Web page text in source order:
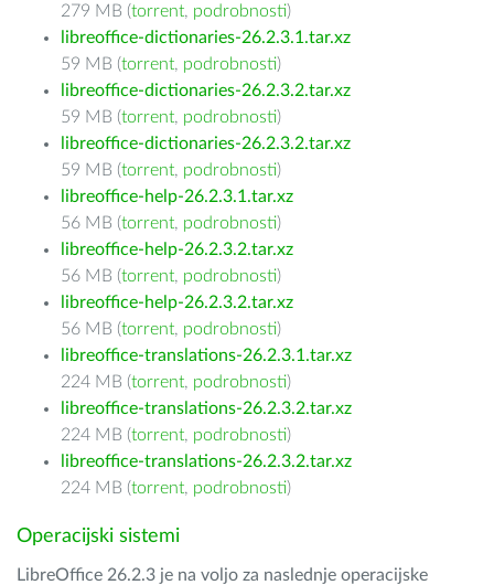
279 MB (torrent, podrobnosti)
libreoffice-dictionaries-26.2.3.1.tar.xz
59 MB (torrent, podrobnosti)
libreoffice-dictionaries-26.2.3.2.tar.xz
59 MB (torrent, podrobnosti)
libreoffice-dictionaries-26.2.3.2.tar.xz
59 MB (torrent, podrobnosti)
libreoffice-help-26.2.3.1.tar.xz
56 MB (torrent, podrobnosti)
libreoffice-help-26.2.3.2.tar.xz
56 MB (torrent, podrobnosti)
libreoffice-help-26.2.3.2.tar.xz
56 MB (torrent, podrobnosti)
libreoffice-translations-26.2.3.1.tar.xz
224 MB (torrent, podrobnosti)
libreoffice-translations-26.2.3.2.tar.xz
224 MB (torrent, podrobnosti)
libreoffice-translations-26.2.3.2.tar.xz
224 MB (torrent, podrobnosti)
Operacijski sistemi
LibreOffice 26.2.3 je na voljo za naslednje operacijske